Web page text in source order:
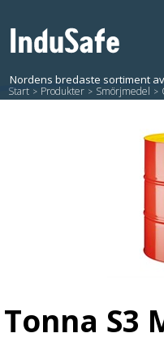
Start / Produkter / Smörjmedel /
Tonna S3